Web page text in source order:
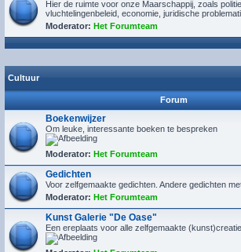
Hier de ruimte voor onze Maarschappij, zoals
vluchtelingenbeleid, economie, juridische
Moderator: Het Forumteam
Cultuur
Forum
Boekenwijzer
Om leuke, interessante boeken te bespreken
Moderator: Het Forumteam
Gedichten
Voor zelfgemaakte gedichten. Andere gedichten
Moderator: Het Forumteam
Kunst Galerie "De Oase"
Een ereplaats voor alle zelfgemaakte